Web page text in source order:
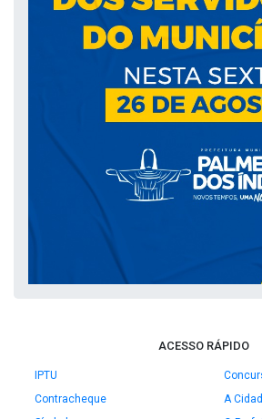
ACESSO RÁPIDO
IPTU
Contracheque
A